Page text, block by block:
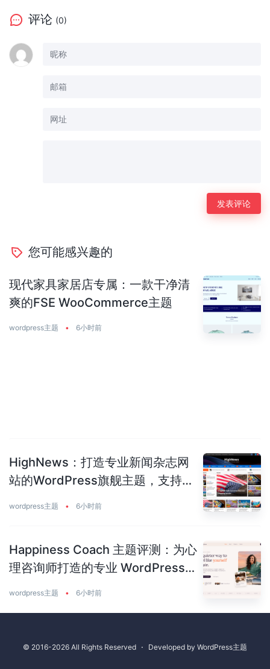
评论 (0)
您可能感兴趣的
现代家具家居店专属：一款干净清
爽的FSE WooCommerce主题
wordpress主题 • 6小时前
HighNews：打造专业新闻杂志网
站的WordPress旗舰主题，支持
wordpress主题 • 6小时前
Happiness Coach 主题评测：为心
理咨询师打造的专业 WordPress
wordpress主题 • 6小时前
© 2016-2026 All Rights Reserved ⋅ Developed by WordPress主题